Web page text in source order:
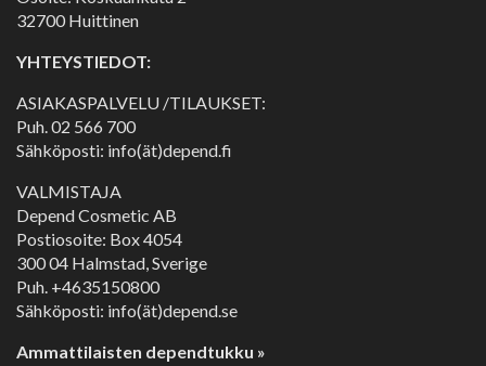
32700 Huittinen
YHTEYSTIEDOT:
ASIAKASPALVELU /TILAUKSET:
Puh.02 566 700
Sähköposti: info(ät)depend.fi
VALMISTAJA
Depend Cosmetic AB
Postiosoite: Box 4054
300 04 Halmstad, Sverige
Puh. +4635150800
Sähköposti: info(ät)depend.se
Ammattilaisten dependtukku »